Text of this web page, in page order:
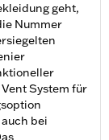
geht,
Nummer
System für
bei